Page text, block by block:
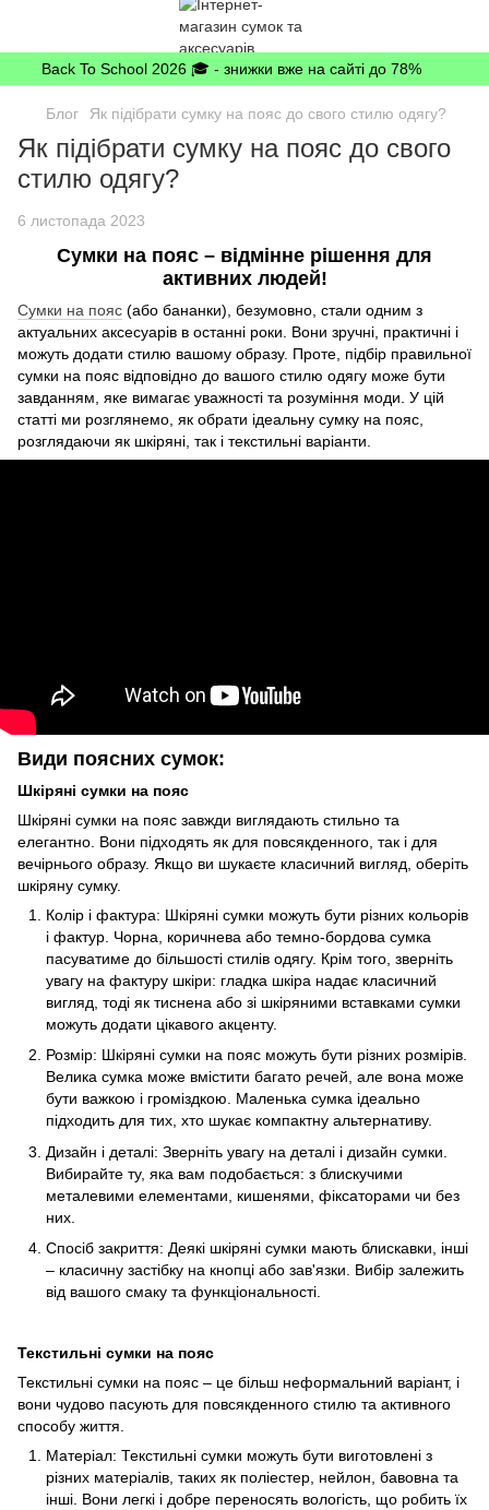
Back To School 2026 🎓 - знижки вже на сайті до 78%
Блог Як підібрати сумку на пояс до свого стилю одягу?
Як підібрати сумку на пояс до свого
стилю одягу?
6 листопада 2023
Сумки на пояс – відмінне рішення для
активних людей!
Сумки на пояс (або бананки), безумовно, стали одним з
актуальних аксесуарів в останні роки. Вони зручні, практичні і
можуть додати стилю вашому образу. Проте, підбір правильної
сумки на пояс відповідно до вашого стилю одягу може бути
завданням, яке вимагає уважності та розуміння моди. У цій
статті ми розглянемо, як обрати ідеальну сумку на пояс,
розглядаючи як шкіряні, так і текстильні варіанти.
Види поясних сумок:
Шкіряні сумки на пояс
Шкіряні сумки на пояс завжди виглядають стильно та
елегантно. Вони підходять як для повсякденного, так і для
вечірнього образу. Якщо ви шукаєте класичний вигляд, оберіть
шкіряну сумку.
Колір і фактура: Шкіряні сумки можуть бути різних кольорів
і фактур. Чорна, коричнева або темно-бордова сумка
пасуватиме до більшості стилів одягу. Крім того, зверніть
увагу на фактуру шкіри: гладка шкіра надає класичний
вигляд, тоді як тиснена або зі шкіряними вставками сумки
можуть додати цікавого акценту.
Розмір: Шкіряні сумки на пояс можуть бути різних розмірів.
Велика сумка може вмістити багато речей, але вона може
бути важкою і громіздкою. Маленька сумка ідеально
підходить для тих, хто шукає компактну альтернативу.
Дизайн і деталі: Зверніть увагу на деталі і дизайн сумки.
Вибирайте ту, яка вам подобається: з блискучими
металевими елементами, кишенями, фіксаторами чи без
них.
Спосіб закриття: Деякі шкіряні сумки мають блискавки, інші
– класичну застібку на кнопці або зав'язки. Вибір залежить
від вашого смаку та функціональності.
Текстильні сумки на пояс
Текстильні сумки на пояс – це більш неформальний варіант, і
вони чудово пасують для повсякденного стилю та активного
способу життя.
Матеріал: Текстильні сумки можуть бути виготовлені з
різних матеріалів, таких як поліестер, нейлон, бавовна та
інші. Вони легкі і добре переносять вологість, що робить їх